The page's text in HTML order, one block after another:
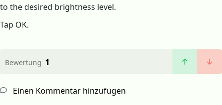
to the desired brightness level.
Tap OK.
Bewertung 1
Einen Kommentar hinzufügen